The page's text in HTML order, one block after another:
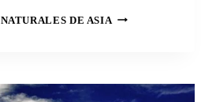
DE ASIA